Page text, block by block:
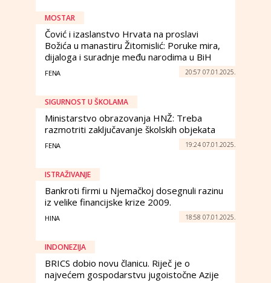
MOSTAR
Čović i izaslanstvo Hrvata na proslavi
Božića u manastiru Žitomislić: Poruke mira,
dijaloga i suradnje među narodima u BiH
FENA 20:57 07.01.2025.
SIGURNOST U ŠKOLAMA
Ministarstvo obrazovanja HNŽ: Treba
razmotriti zaključavanje školskih objekata
FENA 19:24 07.01.2025.
ISTRAŽIVANJE
Bankroti firmi u Njemačkoj dosegnuli razinu
iz velike financijske krize 2009.
HINA 18:58 07.01.2025.
INDONEZIJA
BRICS dobio novu članicu. Riječ je o
najvećem gospodarstvu jugoistočne Azije